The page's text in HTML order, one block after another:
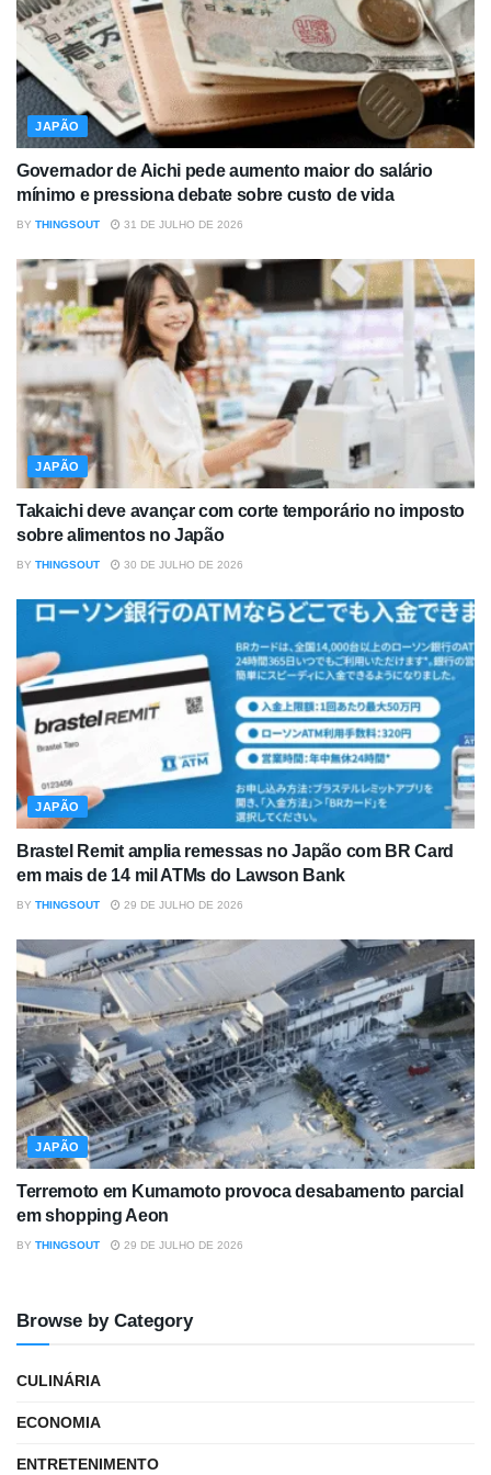
JAPÃO
Governador de Aichi pede aumento maior do salário
mínimo e pressiona debate sobre custo de vida
BY THINGSOUT 31 DE JULHO DE 2026
JAPÃO
Takaichi deve avançar com corte temporário no imposto
sobre alimentos no Japão
BY THINGSOUT 30 DE JULHO DE 2026
JAPÃO
Brastel Remit amplia remessas no Japão com BR Card
em mais de 14 mil ATMs do Lawson Bank
BY THINGSOUT 29 DE JULHO DE 2026
JAPÃO
Terremoto em Kumamoto provoca desabamento parcial
em shopping Aeon
BY THINGSOUT 29 DE JULHO DE 2026
Browse by Category
CULINÁRIA
ECONOMIA
ENTRETENIMENTO